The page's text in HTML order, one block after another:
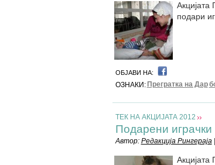
Акцијата
подари
ОБЈАВИ НА:
ОЗНАКИ: Прегратка на Дар
ТЕК НА АКЦИЈАТА 2012
Подарени
Автор: Редакција Рингераја|
Акцијата